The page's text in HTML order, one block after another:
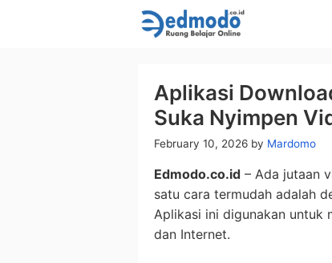
Aplikasi
Suka Nyimpen
February 10, 2026 by Mardomo
Edmodo.co.id – Ada jutaan
satu cara termudah adalah
Aplikasi ini digunakan untuk
dan Internet.